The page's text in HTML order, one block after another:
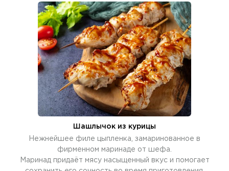
Шашлычок из курицы
Нежнейшее филе цыпленка, замаринованное в
фирменном маринаде от шефа.
Маринад придаёт мясу насыщенный вкус и помогает